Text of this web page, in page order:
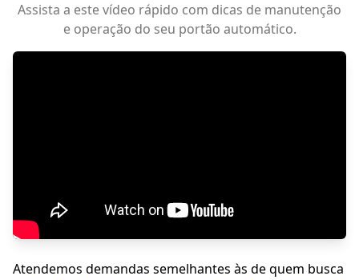
Assista a este vídeo rápido com dicas de manutenção
e operação do seu portão automático.
Atendemos demandas semelhantes às de quem busca